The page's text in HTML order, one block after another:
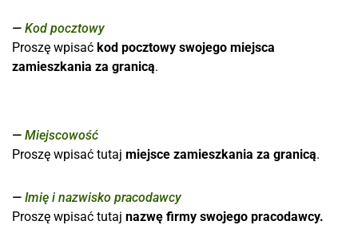
Kod pocztowy
Proszę wpisać kod pocztowy swojego miejsca
zamieszkania za granicą.
Miejscowość
Proszę wpisać tutaj miejsce zamieszkania za granicą.
Imię i nazwisko pracodawcy
Proszę wpisać tutaj nazwę firmy swojego pracodawcy.